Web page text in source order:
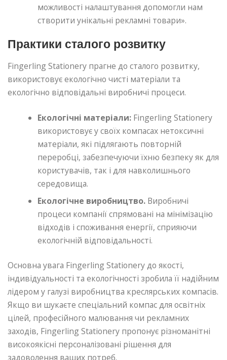
можливості налаштування допомогли нам
створити унікальні рекламні товари».
Практики сталого розвитку
Fingerling Stationery прагне до сталого розвитку,
використовує екологічно чисті матеріали та
екологічно відповідальні виробничі процеси.
Екологічні матеріали: Fingerling Stationery
використовує у своїх компасах нетоксичні
матеріали, які підлягають повторній
переробці, забезпечуючи їхню безпеку як для
користувачів, так і для навколишнього
середовища.
Екологічне виробництво. Виробничі
процеси компанії спрямовані на мінімізацію
відходів і споживання енергії, сприяючи
екологічній відповідальності.
Основна увага Fingerling Stationery до якості,
індивідуальності та екологічності зробила її надійним
лідером у галузі виробництва креслярських компасів.
Якщо ви шукаєте спеціальний компас для освітніх
цілей, професійного малювання чи рекламних
заходів, Fingerling Stationery пропонує різноманітні
високоякісні персоналізовані рішення для
задоволення ваших потреб.